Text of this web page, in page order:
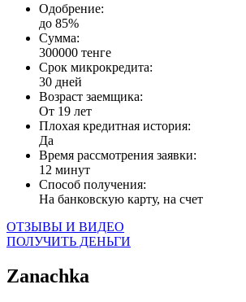
Одобрение:
до 85%
Сумма:
300000 тенге
Срок микрокредита:
30 дней
Возраст заемщика:
От 19 лет
Плохая кредитная история:
Да
Время рассмотрения заявки:
12 минут
Способ получения:
На банковскую карту, на счет
ОТЗЫВЫ И ВИДЕО
ПОЛУЧИТЬ ДЕНЬГИ
Zanachka